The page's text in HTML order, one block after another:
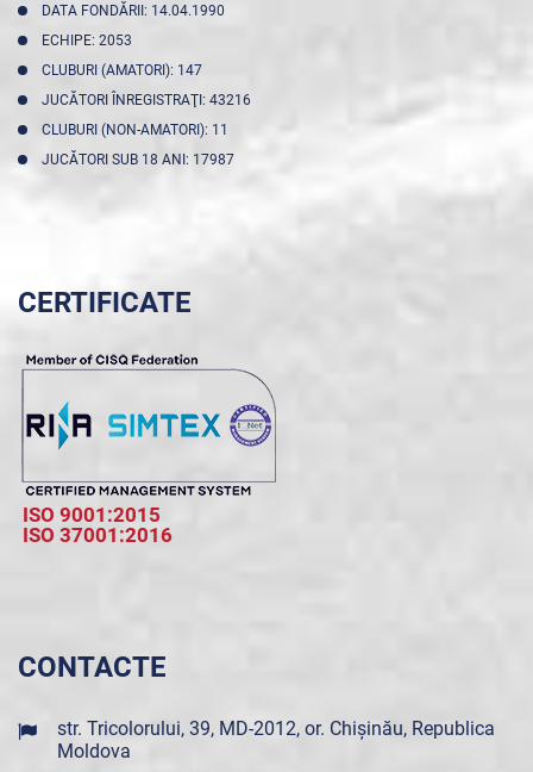
DATA FONDĂRII: 14.04.1990
ECHIPE: 2053
CLUBURI (AMATORI): 147
JUCĂTORI ÎNREGISTRAŢI: 43216
CLUBURI (NON-AMATORI): 11
JUCĂTORI SUB 18 ANI: 17987
CERTIFICATE
ISO 9001:2015
ISO 37001:2016
CONTACTE
str. Tricolorului, 39, MD-2012, or. Chișinău, Republica
Moldova